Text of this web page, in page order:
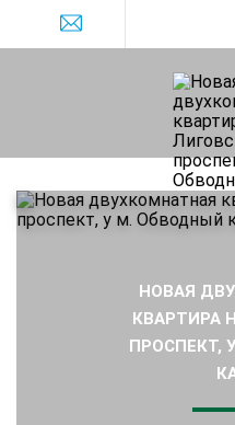
НОВАЯ
КВАРТИРА
ПРОСПЕКТ,